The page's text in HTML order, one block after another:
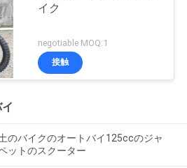
イク
negotiable MOQ:1
接触
のバイクのオートバイ125ccのジャ
ットのスクーター